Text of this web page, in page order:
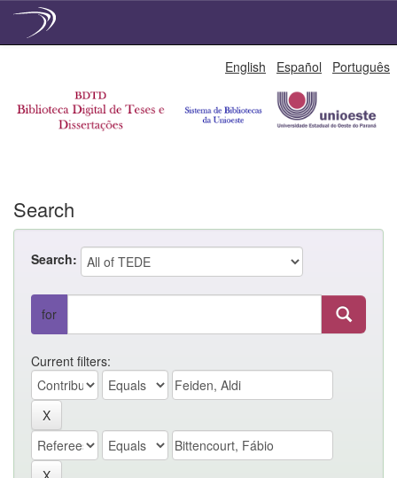
English Español Português
Search
Search:
for
Current filters: